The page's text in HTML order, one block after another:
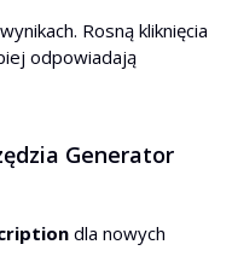
Rosną kliknięcia
odpowiadają
Generator
dla nowych